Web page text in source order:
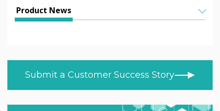
Yritykset
Terveydenhuolto
Product News
ASIAKASTARINAT
BLOGI
Submit a Customer Success Story